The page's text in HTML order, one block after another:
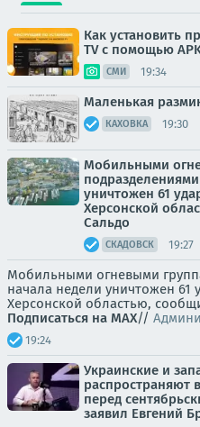
Как установить
TV с помощью
СМИ 19:34
Маленькая
КАХОВКА 19:30
Мобильными
уничтожен 61
Херсонской
Сальдо
СКАДОВСК 19:27
Мобильными огневыми
начала недели уничтожен 61
Херсонской областью,
Подписаться на MAX//
19:24
Украинские и
распространяют
перед
заявил Евгений